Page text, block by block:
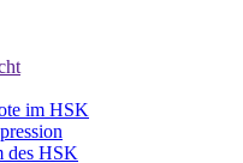
im HSK
des HSK